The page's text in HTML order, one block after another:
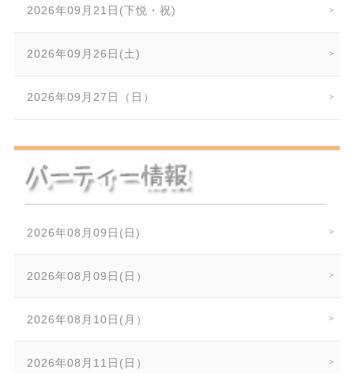
2026年09月21日(下悦・祝)
2026年09月26日(土)
2026年09月27日（日）
2026年08月09日(日)
2026年08月09日(日）
2026年08月10日(月）
2026年08月11日(日）